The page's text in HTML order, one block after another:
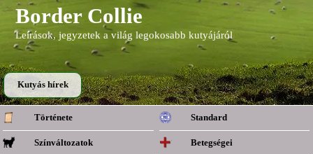
Border Collie
Leírások, jegyzetek a világ legokosabb kutyájáról
Kutyás hírek
Története Standard
Színváltozatok Betegségei